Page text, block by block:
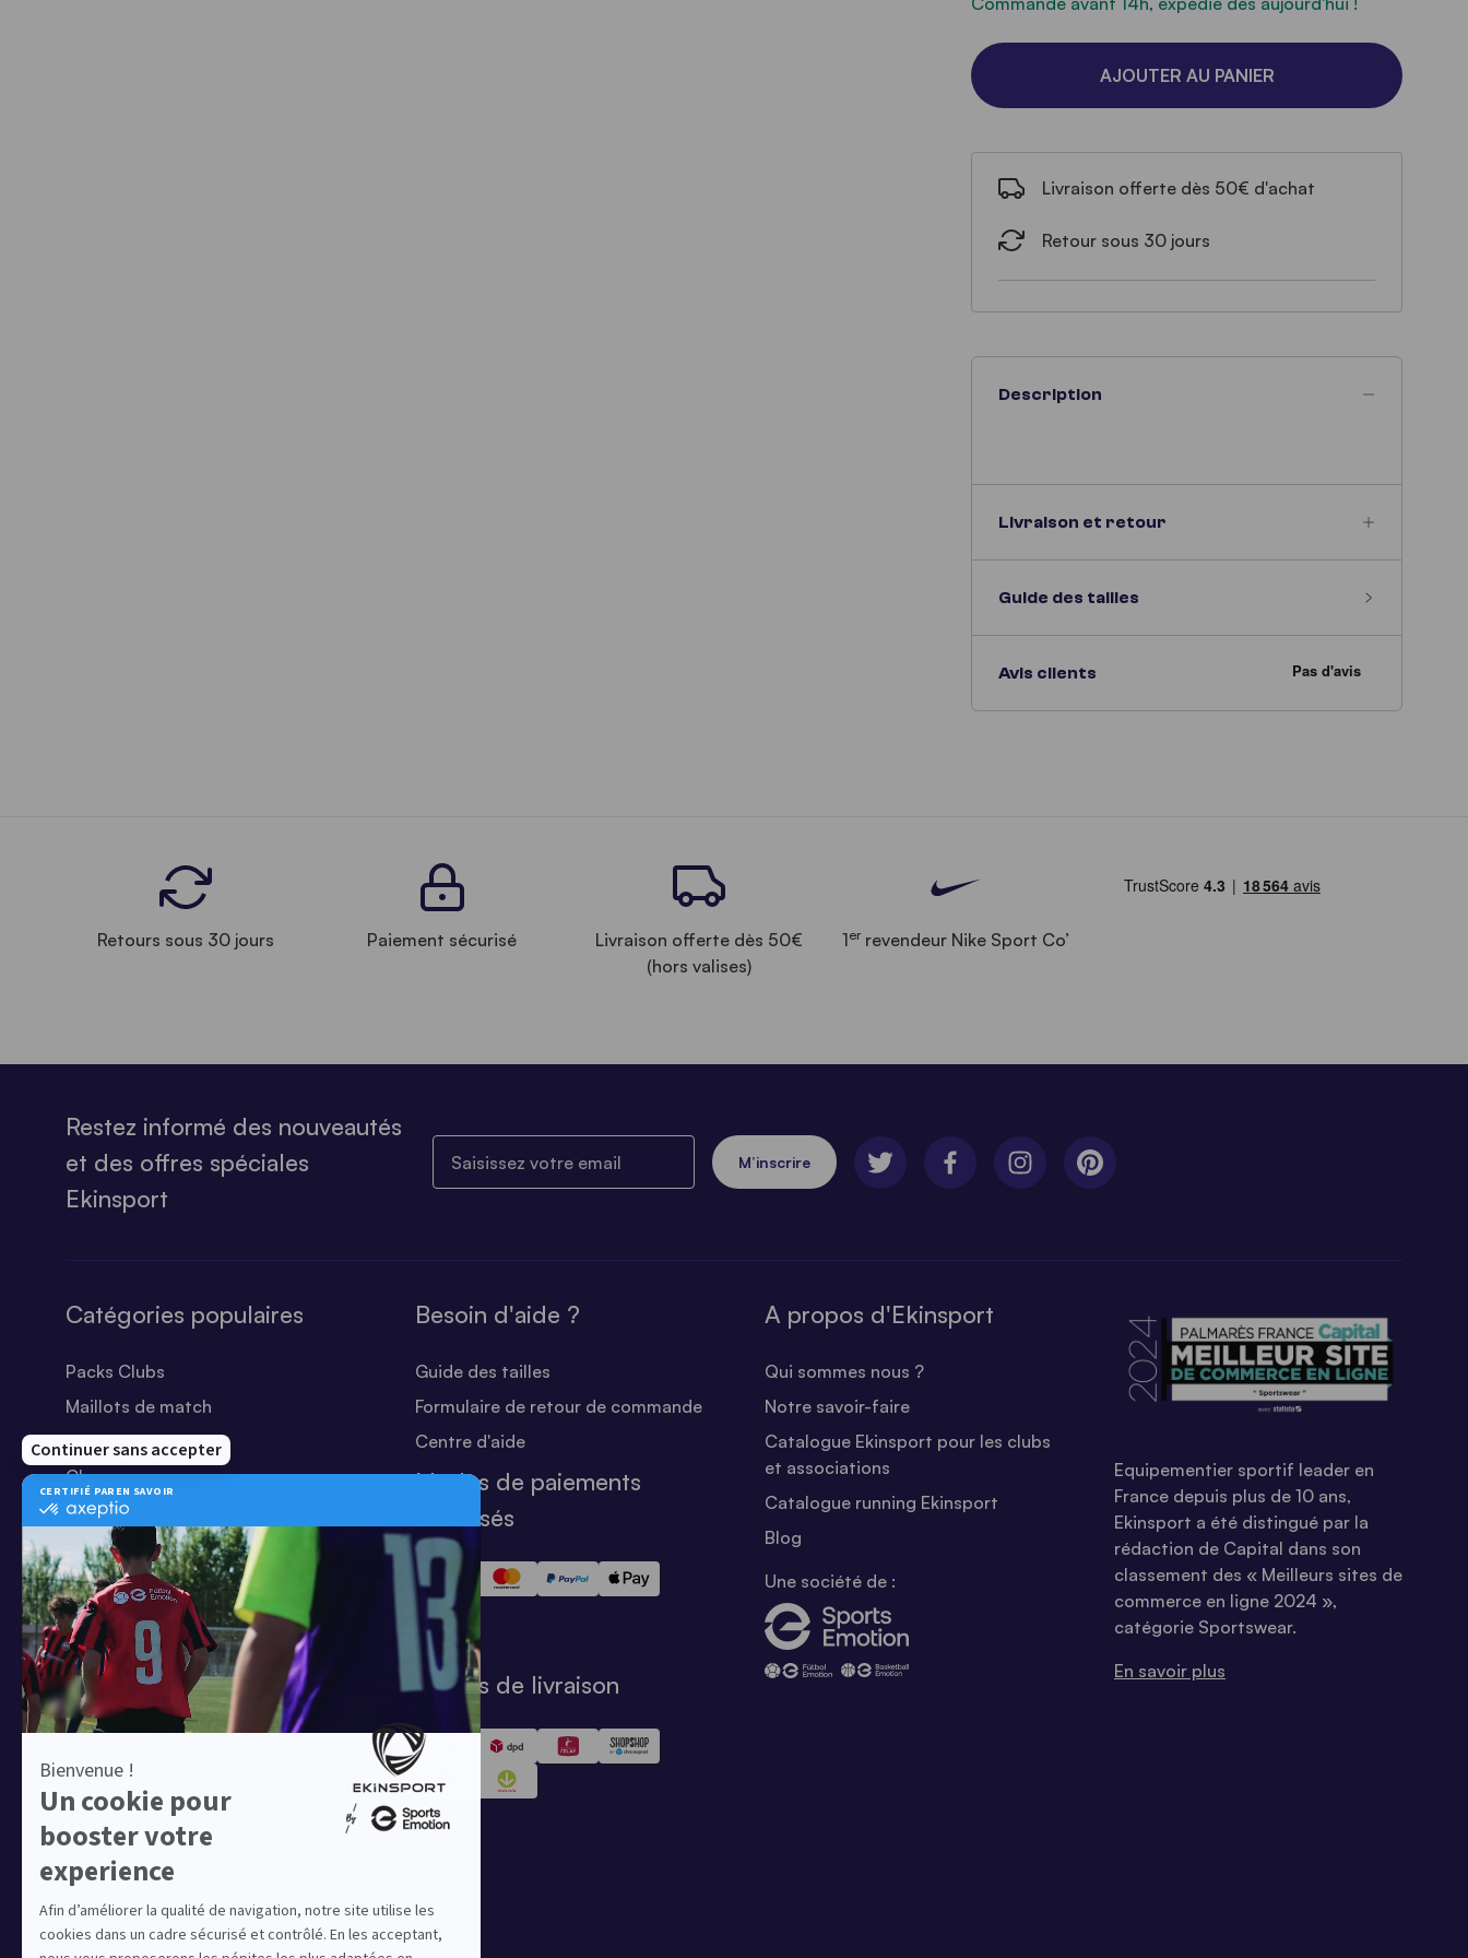
AJOUTER AU PANIER
Livraison offerte dès 50€ d'achat
Retour sous 30 jours
Description
Livraison et retour
Guide des tailles
Avis clients
Retours sous 30 jours Paiement sécurisé
Livraison offerte dès 50€
(hors valises)
1errevendeur Nike Sport Co’
Restez informé des nouveautés
et des offres spéciales
Ekinsport
M’inscrire
Catégories populaires
Packs Clubs
Maillots de match
Equipements Clubs
Chaussures
Shorts
Football
Chaussettes
T-shirts
Tenues de match
Offres clubs
Ensembles sport & lifestyle à prix
réduit
Collection Nike Park 26
Collection Nike Academy 25
Nike Kitbuilder | Tenues 100%
personnalisées pour les clubs
Besoin d'aide ?
Guide des tailles
Formulaire de retour de commande
Centre d'aide
Modes de paiements
sécurisés
Modes de livraison
A propos d'Ekinsport
Qui sommes nous ?
Notre savoir-faire
Catalogue Ekinsport pour les clubs
et associations
Catalogue running Ekinsport
Blog
Une société de :
Equipementier sportif leader en
France depuis plus de 10 ans,
Ekinsport a été distingué par la
rédaction de Capital dans son
classement des « Meilleurs sites de
commerce en ligne 2024 »,
catégorie Sportswear.
En savoir plus